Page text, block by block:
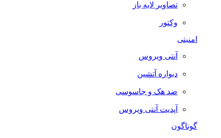
تصاویر لایه باز
وکتور
امنیتی
آنتی ویروس
دیواره آتشین
ضد هک و جاسوسی
آپدیت آنتی ویروس
گوناگون